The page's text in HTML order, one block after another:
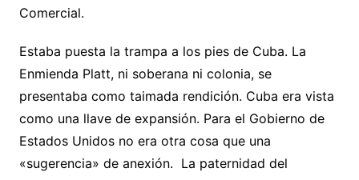
Comercial.
Estaba puesta la trampa a los pies de Cuba. La
Enmienda Platt, ni soberana ni colonia, se
presentaba como taimada rendición. Cuba era vista
como una llave de expansión. Para el Gobierno de
Estados Unidos no era otra cosa que una
«sugerencia» de anexión. La paternidad del